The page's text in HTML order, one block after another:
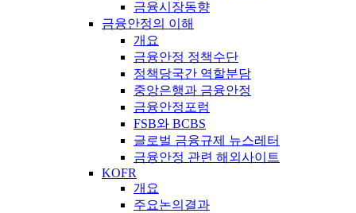
금융시장동향
금융안정의 이해
개요
금융안정 정책수단
정책당국간 역할분담
중앙은행과 금융안정
금융안정포럼
FSB와 BCBS
글로벌 금융규제 뉴스레터
금융안정 관련 해외사이트
KOFR
개요
주요논의결과